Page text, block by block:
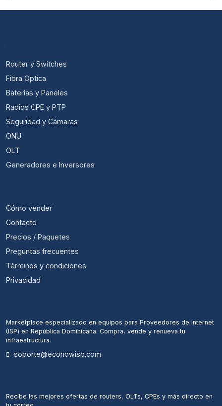
Router y Switches
Fibra Optica
Baterías y Paneles
Radios CPE y PTP
Seguridad y Cámaras
ONU
OLT
Generadores e Inversores
Cómo vender
Contacto
Precios / Paquetes
Preguntas frecuentes
Términos y condiciones
Privacidad
Marketplace especializado en equipos para Proveedores de Internet
(ISP) en República Dominicana. Compra, vende y renueva tu
infraestructura.
soporte@econowisp.com
Recibe las mejores ofertas de routers, OLTs, CPEs y más directo en